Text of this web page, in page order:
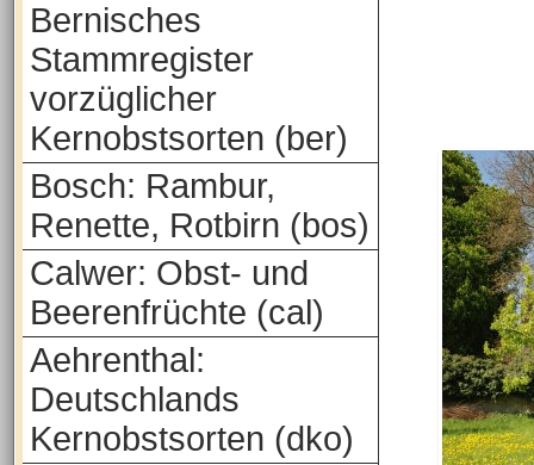
Bernisches
Stammregister
vorzüglicher
Kernobstsorten (ber)
Bosch: Rambur,
Renette, Rotbirn (bos)
Calwer: Obst- und
Beerenfrüchte (cal)
Aehrenthal:
Deutschlands
Kernobstsorten (dko)